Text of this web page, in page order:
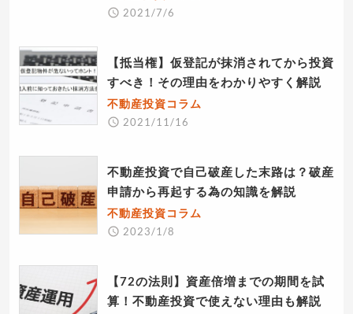
2021/7/6
【抵当権】仮登記が抹消されてから投資
すべき！その理由をわかりやすく解説
不動産投資コラム
2021/11/16
不動産投資で自己破産した末路は？破産
申請から再起する為の知識を解説
不動産投資コラム
2023/1/8
【72の法則】資産倍増までの期間を試
算！不動産投資で使えない理由も解説